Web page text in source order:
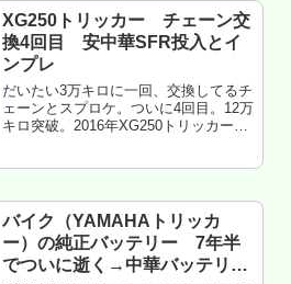
XG250トリッカー チェーン交
換4回目 安中華SFR投入とイ
ンプレ
だいたい3万キロに一回、交換してるチ
ェーンとスプロケ。ついに4回目。12万
キロ突破。2016年XG250トリッカーの
バイク（YAMAHAトリッカ
ー）の純正バッテリー 7年半
でついに逝く→中華バッテリ